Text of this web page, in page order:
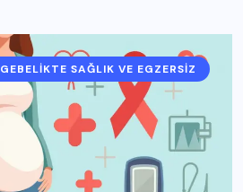
GEBELIKTE SAĞLIK VE EGZERSIZ